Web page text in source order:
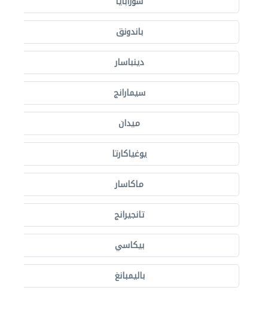
باندونق
دينباسار
سيمارانج
ميدان
يوغياكارتا
ماكاسار
تانجيرانج
بيكاسي
باليمبانغ